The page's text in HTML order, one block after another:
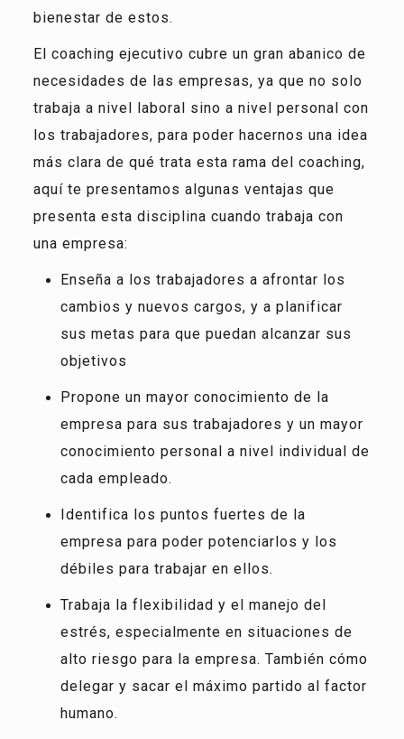
bienestar de estos.
El coaching ejecutivo cubre un gran abanico de
necesidades de las empresas, ya que no solo
trabaja a nivel laboral sino a nivel personal con
los trabajadores, para poder hacernos una idea
más clara de qué trata esta rama del coaching,
aquí te presentamos algunas ventajas que
presenta esta disciplina cuando trabaja con
una empresa:
Enseña a los trabajadores a afrontar los
cambios y nuevos cargos, y a planificar
sus metas para que puedan alcanzar sus
objetivos
Propone un mayor conocimiento de la
empresa para sus trabajadores y un mayor
conocimiento personal a nivel individual de
cada empleado.
Identifica los puntos fuertes de la
empresa para poder potenciarlos y los
débiles para trabajar en ellos.
Trabaja la flexibilidad y el manejo del
estrés, especialmente en situaciones de
alto riesgo para la empresa. También cómo
delegar y sacar el máximo partido al factor
humano.